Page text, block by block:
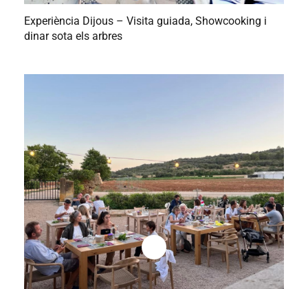
Experiència Dijous – Visita guiada, Showcooking i
dinar sota els arbres